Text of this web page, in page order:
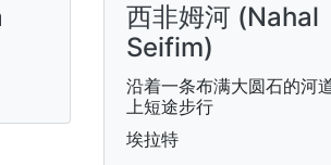
西非姆河 (Nahal
Seifim)
沿着一条布满大圆石的河
上短途步行
埃拉特